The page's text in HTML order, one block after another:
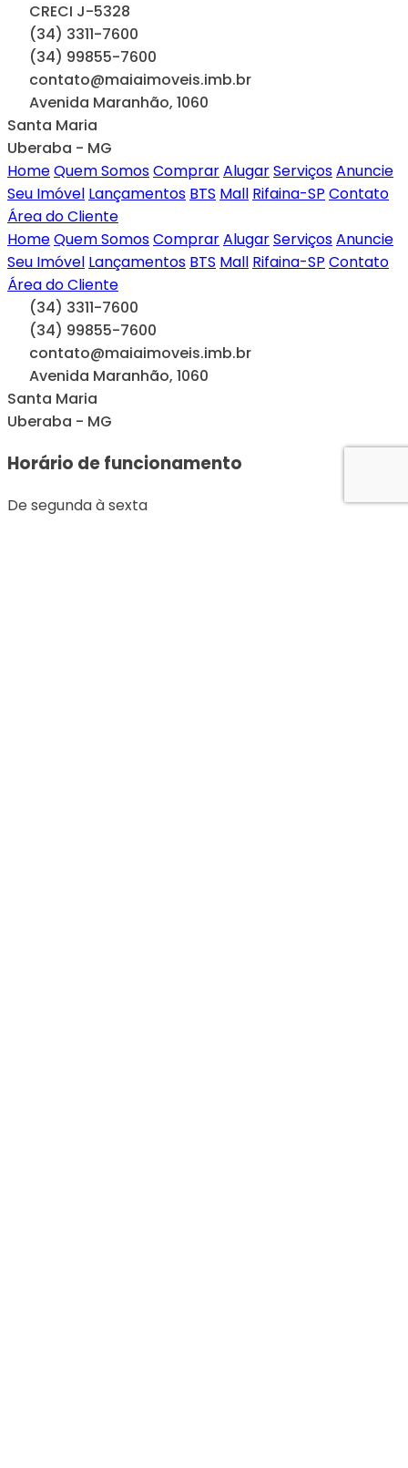
CRECI J-5328
(34) 3311-7600
(34) 99855-7600
contato@maiaimoveis.imb.br
Avenida Maranhão, 1060
Santa Maria
Uberaba - MG
HomeQuem SomosComprarAlugarServiçosAnuncie
Seu Imóvel Lançamentos BTS Mall Rifaina-SP Contato
Área do Cliente
HomeQuem SomosComprarAlugarServiçosAnuncie
Seu Imóvel Lançamentos BTS Mall Rifaina-SP Contato
Área do Cliente
(34) 3311-7600
(34) 99855-7600
contato@maiaimoveis.imb.br
Avenida Maranhão, 1060
Santa Maria
Uberaba - MG
Horário de funcionamento
De segunda à sexta